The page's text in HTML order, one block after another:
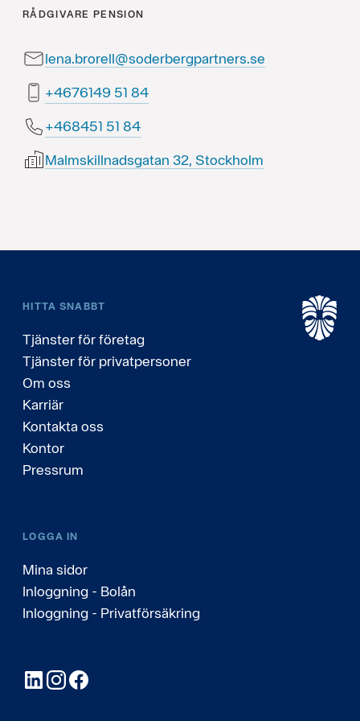
RÅDGIVARE PENSION
lena.brorell@soderbergpartners.se
48 15 9416764+
48 15 154864+
Malmskillnadsgatan 32, Stockholm
HITTA SNABBT
Tjänster för företag
Tjänster för privatpersoner
Om oss
Karriär
Kontakta oss
Kontor
Pressrum
LOGGA IN
Mina sidor
Inloggning - Bolån
Inloggning - Privatförsäkring
LinkedInInstagram